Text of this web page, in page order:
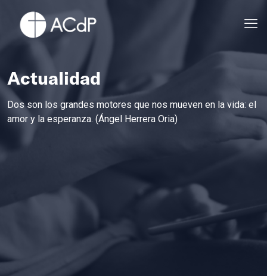
Actualidad
Dos son los grandes motores que nos mueven en la vida: el
amor y la esperanza. (Ángel Herrera Oria)